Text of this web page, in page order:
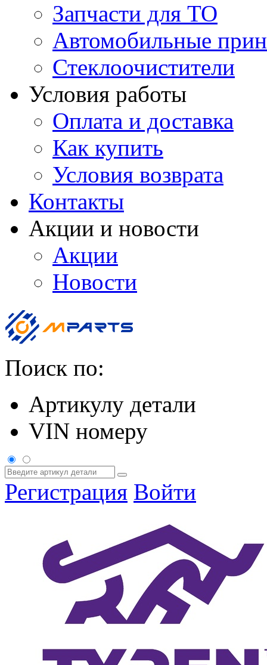
Запчасти для ТО
Автомобильные
Стеклоочистители
Условия работы
Оплата и доставка
Как купить
Условия возврата
Контакты
Акции и новости
Акции
Новости
Поиск по:
Артикулу детали
VIN номеру
Регистрация Войти